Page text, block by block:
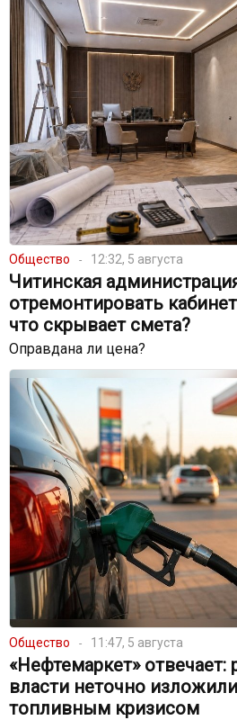
Общество 12:32, 5 августа
Читинская
отремонтировать
что скрывает смета?
Оправдана ли цена?
Общество 11:47, 5 августа
«Нефтемаркет»
власти неточно
топливным кризисом